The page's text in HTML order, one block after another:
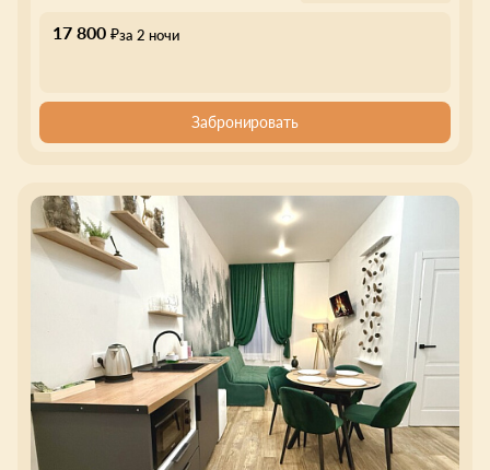
17 800 ₽за 2 ночи
Забронировать